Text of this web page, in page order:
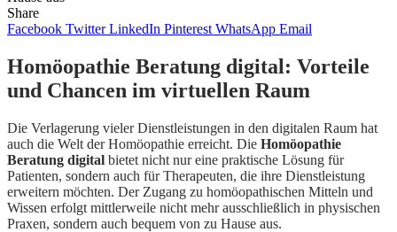
Share
Facebook Twitter LinkedIn Pinterest WhatsApp Email
Homöopathie Beratung digital: Vorteile
und Chancen im virtuellen Raum
Die Verlagerung vieler Dienstleistungen in den digitalen Raum hat
auch die Welt der Homöopathie erreicht. Die Homöopathie
Beratung digital bietet nicht nur eine praktische Lösung für
Patienten, sondern auch für Therapeuten, die ihre Dienstleistung
erweitern möchten. Der Zugang zu homöopathischen Mitteln und
Wissen erfolgt mittlerweile nicht mehr ausschließlich in physischen
Praxen, sondern auch bequem von zu Hause aus.